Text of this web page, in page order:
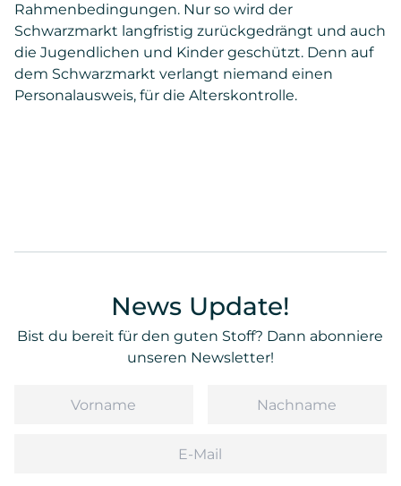
Rahmenbedingungen. Nur so wird der
Schwarzmarkt langfristig zurückgedrängt und auch
die Jugendlichen und Kinder geschützt. Denn auf
dem Schwarzmarkt verlangt niemand einen
Personalausweis, für die Alterskontrolle.
News Update!
Bist du bereit für den guten Stoff? Dann abonniere
unseren Newsletter!